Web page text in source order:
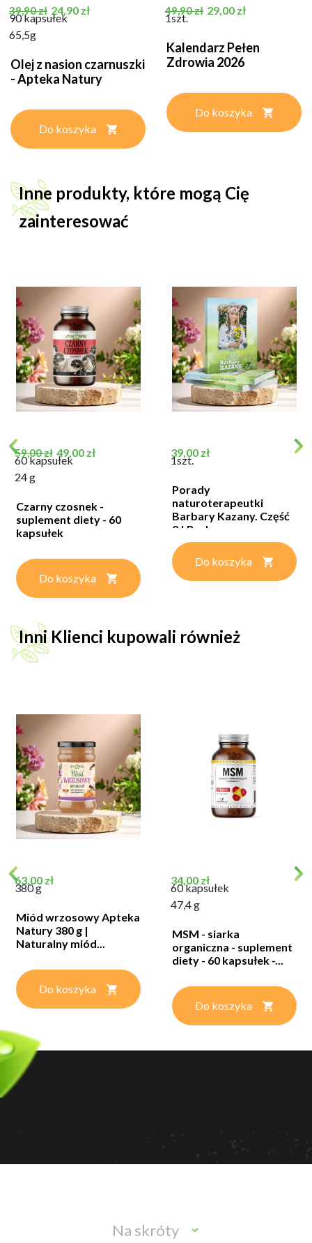
Cena podstawowa
39,90 zł Cena
24,90 zł
90 kapsułek
65,5g
Olej z nasion czarnuszki
- Apteka Natury
Do koszyka
Cena podstawowa
49,90 zł Cena
29,00 zł
1szt.
Kalendarz Pełen
Zdrowia 2026
Do koszyka
Inne produkty, które mogą Cię
zainteresować
Cena podstawowa
59,00 zł Cena
49,00 zł
60 kapsułek
24 g
Czarny czosnek -
suplement diety - 60
kapsułek
Do koszyka
Cena
39,00 zł
1szt.
Porady
naturoterapeutki
Barbary Kazany. Część
2 | Barbara...
Do koszyka
Inni Klienci kupowali również
Cena
63,00 zł
380 g
Miód wrzosowy Apteka
Natury 380 g |
Naturalny miód...
Do koszyka
Cena
34,00 zł
60 kapsułek
47,4 g
MSM - siarka
organiczna - suplement
diety - 60 kapsułek -...
Do koszyka
Na skróty